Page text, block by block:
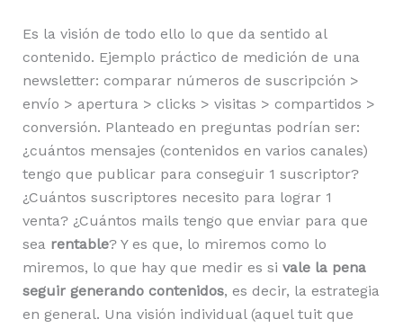
Es la visión de todo ello lo que da sentido al
contenido. Ejemplo práctico de medición de una
newsletter: comparar números de suscripción >
envío > apertura > clicks > visitas > compartidos >
conversión. Planteado en preguntas podrían ser:
¿cuántos mensajes (contenidos en varios canales)
tengo que publicar para conseguir 1 suscriptor?
¿Cuántos suscriptores necesito para lograr 1
venta? ¿Cuántos mails tengo que enviar para que
sea rentable? Y es que, lo miremos como lo
miremos, lo que hay que medir es si vale la pena
seguir generando contenidos, es decir, la estrategia
en general. Una visión individual (aquel tuit que